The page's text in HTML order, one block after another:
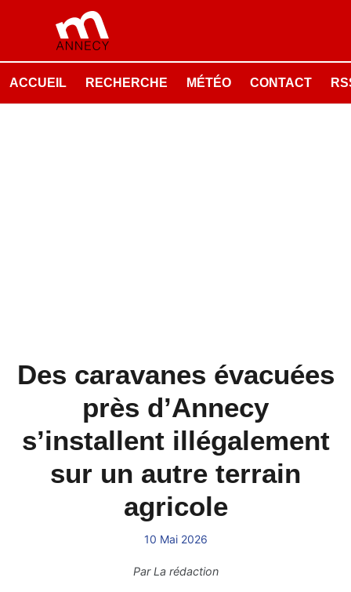
ACCUEIL RECHERCHE MÉTÉO CONTACT
Des caravanes évacuées
près d’Annecy
s’installent illégalement
sur un autre terrain
agricole
10 Mai 2026
ParLa rédaction